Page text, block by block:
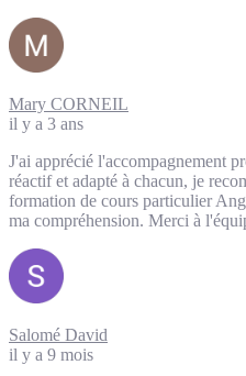
Mary CORNEIL
il y a 3 ans
J'ai apprécié l'accompagnement
réactif et adapté à chacun, je
formation de cours particulier
ma compréhension. Merci à
Salomé David
il y a 9 mois